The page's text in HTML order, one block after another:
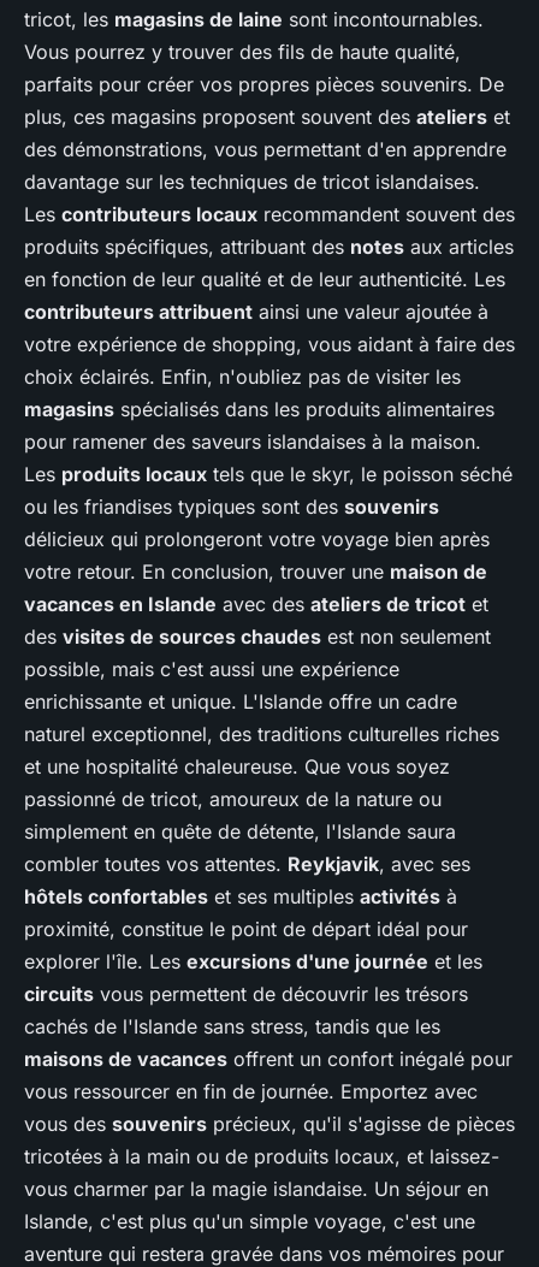
tricot, les magasins de laine sont incontournables.
Vous pourrez y trouver des fils de haute qualité,
parfaits pour créer vos propres pièces souvenirs. De
plus, ces magasins proposent souvent des ateliers et
des démonstrations, vous permettant d'en apprendre
davantage sur les techniques de tricot islandaises.
Les contributeurs locaux recommandent souvent des
produits spécifiques, attribuant des notes aux articles
en fonction de leur qualité et de leur authenticité. Les
contributeurs attribuent ainsi une valeur ajoutée à
votre expérience de shopping, vous aidant à faire des
choix éclairés. Enfin, n'oubliez pas de visiter les
magasins spécialisés dans les produits alimentaires
pour ramener des saveurs islandaises à la maison.
Les produits locaux tels que le skyr, le poisson séché
ou les friandises typiques sont des souvenirs
délicieux qui prolongeront votre voyage bien après
votre retour. En conclusion, trouver une maison de
vacances en Islande avec des ateliers de tricot et
des visites de sources chaudes est non seulement
possible, mais c'est aussi une expérience
enrichissante et unique. L'Islande offre un cadre
naturel exceptionnel, des traditions culturelles riches
et une hospitalité chaleureuse. Que vous soyez
passionné de tricot, amoureux de la nature ou
simplement en quête de détente, l'Islande saura
combler toutes vos attentes. Reykjavik, avec ses
hôtels confortables et ses multiples activités à
proximité, constitue le point de départ idéal pour
explorer l'île. Les excursions d'une journée et les
circuits vous permettent de découvrir les trésors
cachés de l'Islande sans stress, tandis que les
maisons de vacances offrent un confort inégalé pour
vous ressourcer en fin de journée. Emportez avec
vous des souvenirs précieux, qu'il s'agisse de pièces
tricotées à la main ou de produits locaux, et laissez-
vous charmer par la magie islandaise. Un séjour en
Islande, c'est plus qu'un simple voyage, c'est une
aventure qui restera gravée dans vos mémoires pour